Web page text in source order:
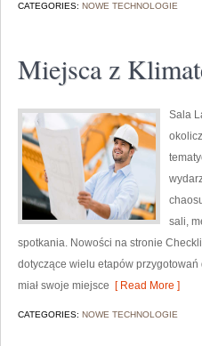
CATEGORIES: NOWE TECHNOLOGIE
Miejsca z
Sala
sali,
spotkania. Nowości na stronie
dotyczące wielu etapów
miał swoje miejsce [ Read More ]
CATEGORIES: NOWE TECHNOLOGIE